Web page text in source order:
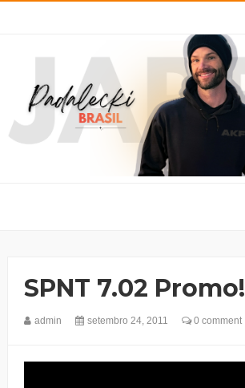
SPNT 7.02 Promo!
admin setembro 24, 2011 0 comment